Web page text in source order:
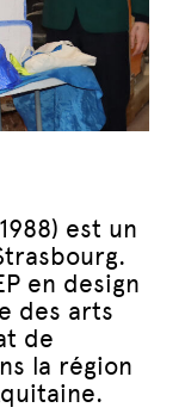
est un
en design
des arts
de
la région